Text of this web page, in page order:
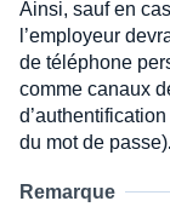
Ainsi, sauf en
l’employeur
de téléphone
comme canaux
du mot de passe)
Remarque